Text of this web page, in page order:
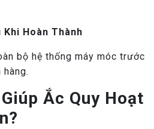
Khi Hoàn Thành
bộ hệ thống máy móc trước
Ắc Quy Hoạt